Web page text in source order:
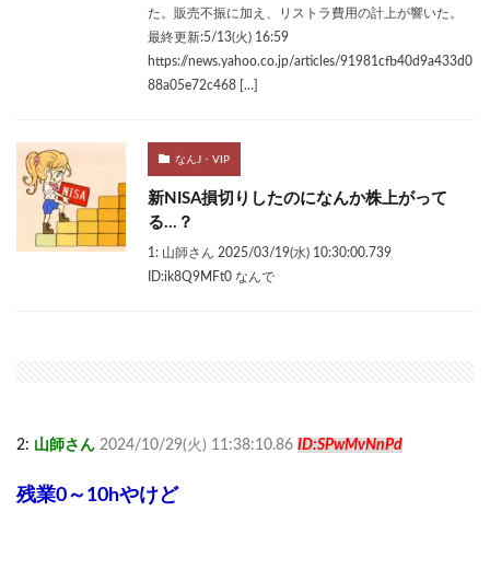
た。販売不振に加え、リストラ費用の計上が響いた。
最終更新:5/13(火) 16:59
https://news.yahoo.co.jp/articles/91981cfb40d9a433d0
88a05e72c468 […]
なんJ・VIP
新NISA損切りしたのになんか株上がって
る…？
1: 山師さん 2025/03/19(水) 10:30:00.739
ID:ik8Q9MFt0 なんで
2: 山師さん 2024/10/29(火) 11:38:10.86 ID:SPwMvNnPd
残業0～10hやけど